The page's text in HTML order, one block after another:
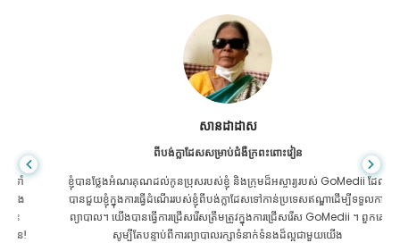
សានដាដាស
ពីបង់ក្លាដែសសម្រាប់ជំងឺក្រពះពោះវៀន
ខ្ញុំបានថ្លែងអំណរគុណដល់កូនប្រុសរបស់ខ្ញុំ និងក្រុមដ៏អស្ចារ្យរបស់ GoMedii ដែល
បានជួយខ្ញុំក្នុងការធ្វើដំណើររបស់ខ្ញុំពីបង់ក្លាដែសទៅកាន់ប្រទេសឥណ្ឌាដើម្បីទទួលការ
ព្យាបាល។ យើងបានធ្វើការជ្រើសរើសត្រឹមត្រូវក្នុងការជ្រើសរើស GoMedii ។ ពួកគេ
សូម្បីតែបន្ទាប់ពីការព្យាបាលរក្សាទំនាក់ទំនងដ៏ល្អជាមួយយើង